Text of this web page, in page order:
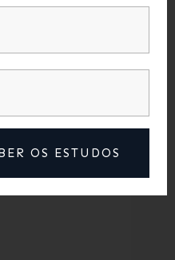
Quando
com a
aos
essencial para
princípios e
OS ESTUDOS